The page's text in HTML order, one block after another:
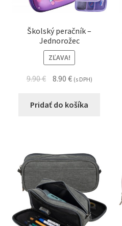
Školský peračník –
Jednorožec
ZĽAVA!
9.90€ 8.90 € (s DPH)
Pridať do košíka